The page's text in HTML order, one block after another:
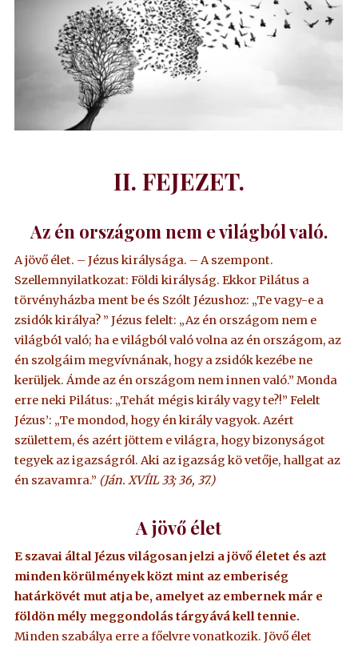
II. FEJEZET.
Az én országom nem e világból való.
A jövő élet. – Jézus királysága. – A szempont.
Szellemnyilatkozat: Földi királyság. Ekkor Pilátus a
törvényházba ment be és Szólt Jézushoz: „Te vagy-e a
zsidók királya? ” Jézus felelt: „Az én országom nem e
világbó1 való; ha e világból való volna az én országom, az
én szolgáim megvívnának, hogy a zsidók kezébe ne
kerüljek. Ámde az én országom nem innen való.” Monda
erre neki Pilátus: „Tehát mégis király vagy te?!” Felelt
Jézus’: „Te mondod, hogy én király vagyok. Azért
születtem, és azért jöttem e világra, hogy bizonyságot
tegyek az igazságról. Aki az igazság kö vetője, hallgat az
én szavamra.” (Ján. XVÍIL 33; 36, 37.)
A jövő élet
E szavai által Jézus világosan jelzi a jövő életet és azt
minden körülmények közt mint az emberiség
határkövét mut atja be, amelyet az embernek már e
földön mély meggondolás tárgyává kell tennie.
Minden szabálya erre a főelvre vonatkozik. Jövő élet